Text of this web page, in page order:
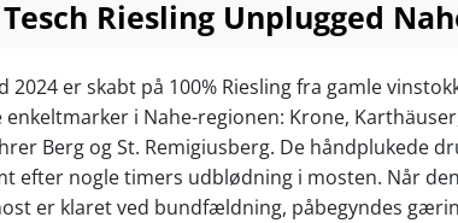
Riesling Unplugged
2024 er skabt på 100% Riesling fra gamle
enkeltmarker i Nahe-regionen: Krone,
Berg og St. Remigiusberg. De håndplukede
efter nogle timers udblødning i mosten. Når den
er klaret ved bundfældning, påbegyndes